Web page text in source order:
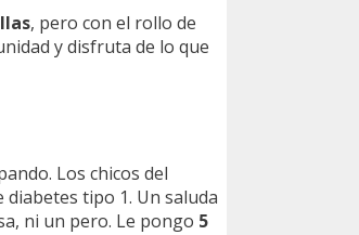
, pero con el rollo de
y disfruta de lo que
Los chicos del
tipo 1. Un saluda
ni un pero. Le pongo 5